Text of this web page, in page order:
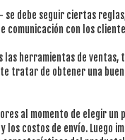
debe seguir ciertas
con los
herramientas de ventas,
tratar de obtener una
al momento de elegir
costos de envío. Luego